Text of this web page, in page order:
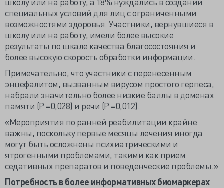
специальных условий для лиц с ограниченными
возможностями здоровья. Участники, вернувшиеся в
школу или на работу, имели более высокие
результаты по шкале качества благосостояния и
более высокую скорость обработки информации.
Примечательно, что участники с перенесенным
энцефалитом, вызванным вирусом простого герпеса,
набрали значительно более низкие баллы в доменах
памяти (P =0,028) и речи (P =0,012).
«Мероприятия по ранней реабилитации крайне
важны, поскольку первые месяцы лечения иногда
могут быть осложнены психиатрическими и
ятрогенными проблемами, такими как прием
седативных препаратов и поведенческие проблемы.»
Потребность в более информативных биомаркерах